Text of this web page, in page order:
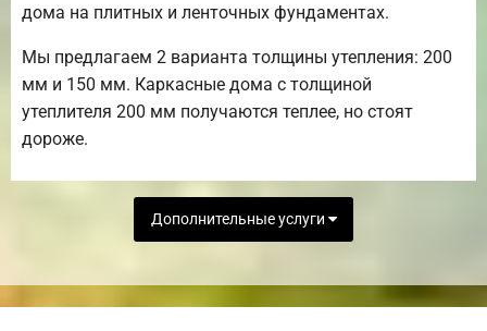
дома на плитных и ленточных фундаментах.
Мы предлагаем 2 варианта толщины утепления: 200
мм и 150 мм. Каркасные дома с толщиной
утеплителя 200 мм получаются теплее, но стоят
дороже.
Дополнительные услуги